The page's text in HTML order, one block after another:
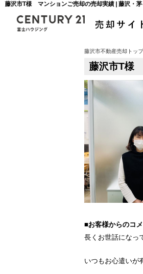
藤沢市T様 マンションご売却の売却実績 | 藤沢・
藤沢市不動産売却トッ
藤沢市T様
■お客様からのコ
長くお世話になっ
いつもお心遣いが